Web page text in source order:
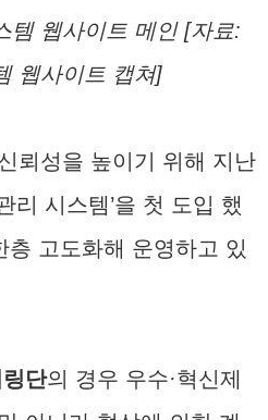
템 웹사이트 메인 [자료:
웹사이트 캡쳐]
뢰성을 높이기 위해 지난
리 시스템’을 첫 도입 했
층 고도화해 운영하고 있
단의 경우 우수·혁신제